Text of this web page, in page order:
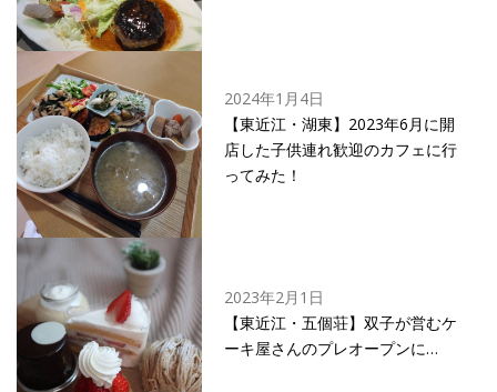
2024年1月4日
【東近江・湖東】2023年6月に開
店した子供連れ歓迎のカフェに行
ってみた！
2023年2月1日
【東近江・五個荘】双子が営むケ
ーキ屋さんのプレオープンに…